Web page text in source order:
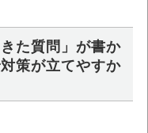
た質問」が書か
策が立てやすか